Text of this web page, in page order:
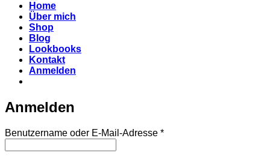
Home
Über mich
Shop
Blog
Lookbooks
Kontakt
Anmelden
Anmelden
Benutzername oder E-Mail-Adresse *Erforderlich